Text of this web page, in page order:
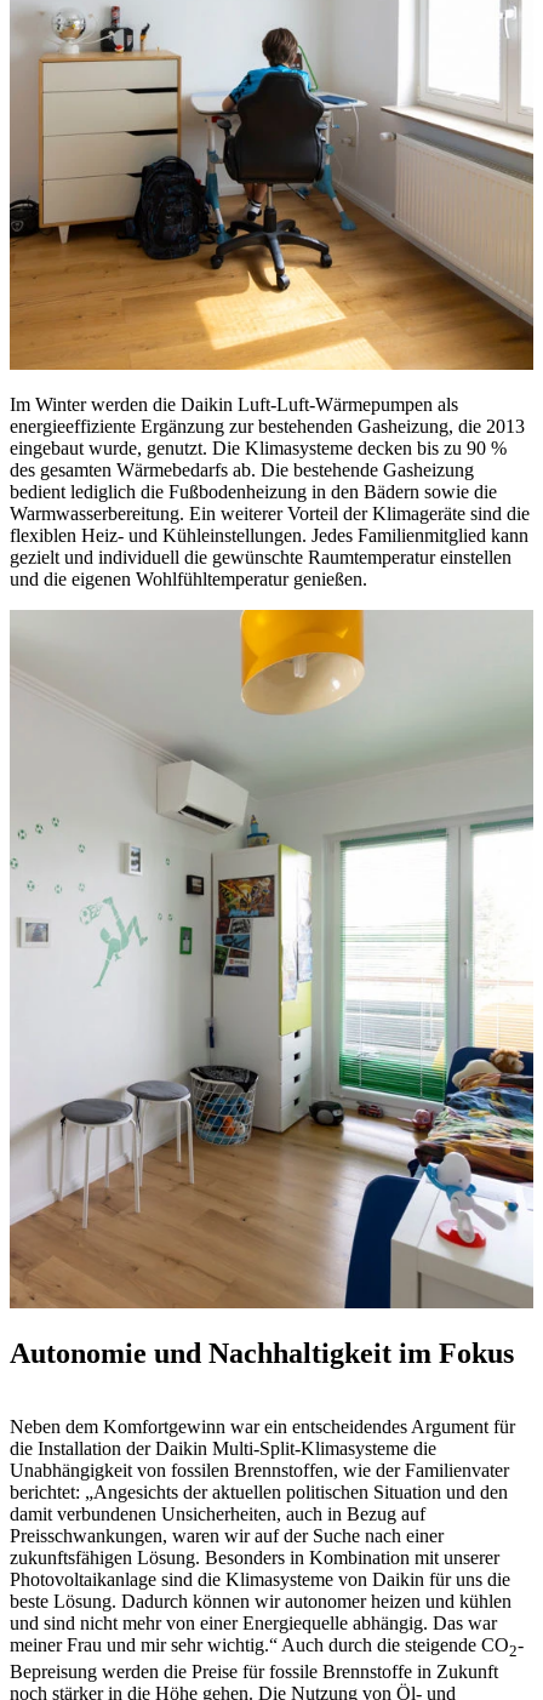
Im Winter werden die Daikin Luft-Luft-Wärmepumpen als
energieeffiziente Ergänzung zur bestehenden Gasheizung, die 2013
eingebaut wurde, genutzt. Die Klimasysteme decken bis zu 90 %
des gesamten Wärmebedarfs ab. Die bestehende Gasheizung
bedient lediglich die Fußbodenheizung in den Bädern sowie die
Warmwasserbereitung. Ein weiterer Vorteil der Klimageräte sind die
flexiblen Heiz- und Kühleinstellungen. Jedes Familienmitglied kann
gezielt und individuell die gewünschte Raumtemperatur einstellen
und die eigenen Wohlfühltemperatur genießen.
Autonomie und Nachhaltigkeit im Fokus
Neben dem Komfortgewinn war ein entscheidendes Argument für
die Installation der Daikin Multi-Split-Klimasysteme die
Unabhängigkeit von fossilen Brennstoffen, wie der Familienvater
berichtet: „Angesichts der aktuellen politischen Situation und den
damit verbundenen Unsicherheiten, auch in Bezug auf
Preisschwankungen, waren wir auf der Suche nach einer
zukunftsfähigen Lösung. Besonders in Kombination mit unserer
Photovoltaikanlage sind die Klimasysteme von Daikin für uns die
beste Lösung. Dadurch können wir autonomer heizen und kühlen
und sind nicht mehr von einer Energiequelle abhängig. Das war
meiner Frau und mir sehr wichtig.“ Auch durch die steigende CO2-
Bepreisung werden die Preise für fossile Brennstoffe in Zukunft
noch stärker in die Höhe gehen. Die Nutzung von Öl- und